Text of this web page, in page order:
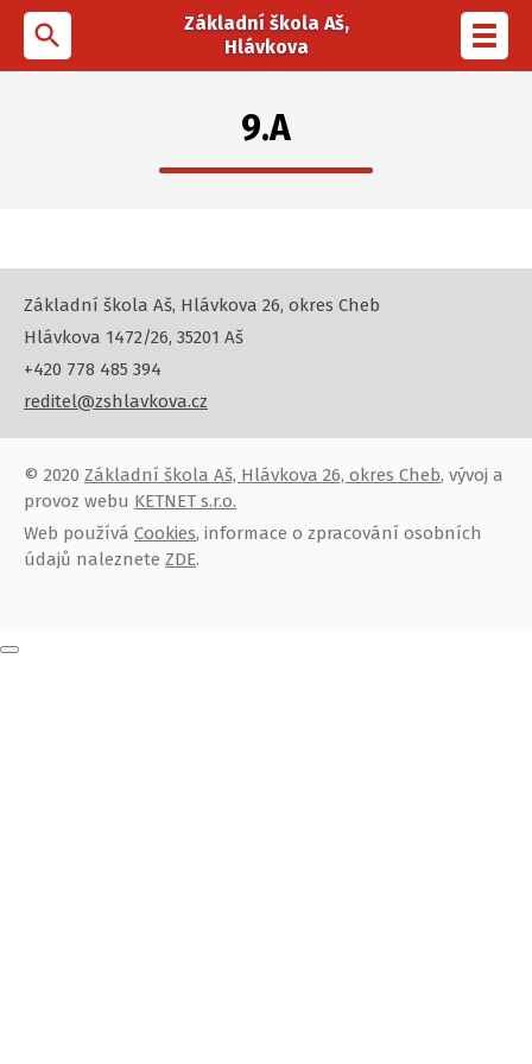
search
Základní škola Aš,
Hlávkova
9.A
Základní škola Aš, Hlávkova 26, okres Cheb
Hlávkova 1472/26, 35201 Aš
+420 778 485 394
reditel@zshlavkova.cz
© 2020 Základní škola Aš, Hlávkova 26, okres Cheb, vývoj a
provoz webu KETNET s.r.o.
Web používá Cookies, informace o zpracování osobních
údajů naleznete ZDE.